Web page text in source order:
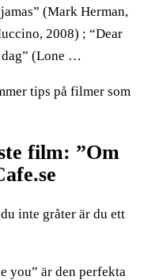
(Mark Herman,
2008) ; “Dear
dag” (Lone …
tips på filmer som
film: ”Om
inte gråter är du ett
you” är den perfekta